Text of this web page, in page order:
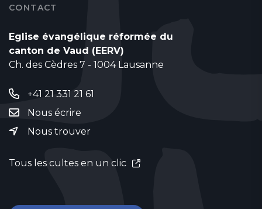
CONTACT
Eglise évangélique réformée du
canton de Vaud (EERV)
Ch. des Cèdres 7 - 1004 Lausanne
+41 21 331 21 61
Nous écrire
Nous trouver
Tous les cultes en un clic